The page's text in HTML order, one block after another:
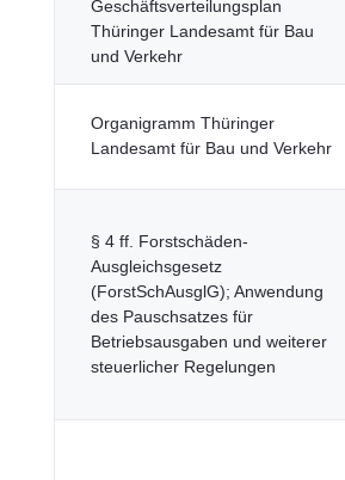
Geschäftsverteilungsplan
Thüringer Landesamt für Bau
und Verkehr
Organigramm Thüringer
Landesamt für Bau und Verkehr
§ 4 ff. Forstschäden-
Ausgleichsgesetz
(ForstSchAusglG); Anwendung
des Pauschsatzes für
Betriebsausgaben und weiterer
steuerlicher Regelungen